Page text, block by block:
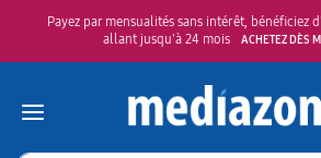
Payez par mensualités sans intérêt, bénéficiez
allant jusqu'à 24 mois
ACHETEZ DÈS